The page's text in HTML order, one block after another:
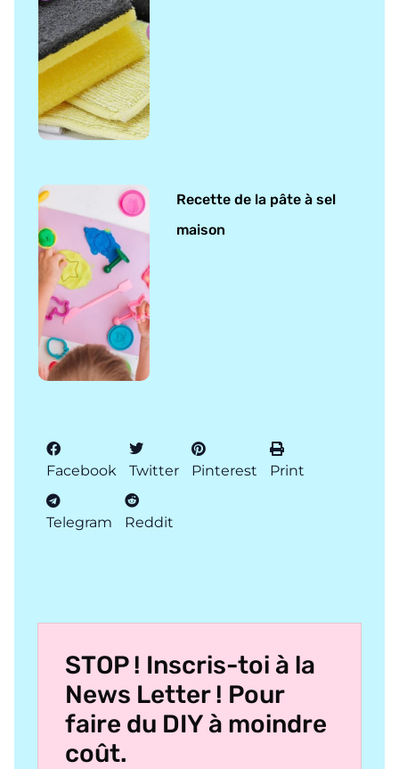
Recette de la pâte à sel
maison
Facebook Twitter Pinterest Print
Telegram Reddit
STOP ! Inscris-toi à la
News Letter ! Pour
faire du DIY à moindre
coût.